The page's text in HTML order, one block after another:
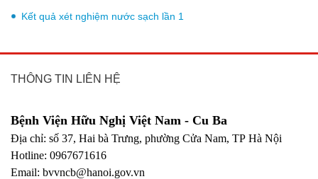
Kết quả xét nghiệm nước sạch lần 1
THÔNG TIN LIÊN HỆ
Bệnh Viện Hữu Nghị Việt Nam - Cu Ba
Địa chỉ: số 37, Hai bà Trưng, phường Cửa Nam, TP Hà Nội
Hotline: 0967671616
Email: bvvncb@hanoi.gov.vn